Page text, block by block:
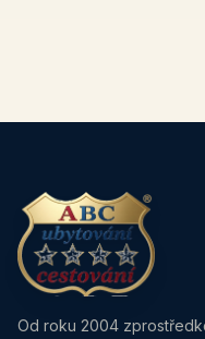
Od roku 2004